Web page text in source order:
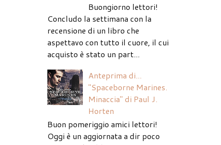
Buongiorno lettori!
Concludo la settimana con la
recensione di un libro che
aspettavo con tutto il cuore, il cui
acquisto è stato un part...
Anteprima di...
"Spaceborne Marines.
Minaccia" di Paul J.
Horten
Buon pomeriggio amici lettori!
Oggi è un aggiornata a dir poco